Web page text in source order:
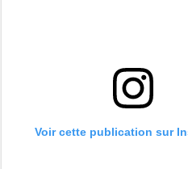
Voir cette publication sur